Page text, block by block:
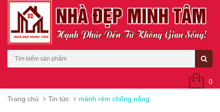
0
Trang chủ Tin tức mành rèm chống nắng